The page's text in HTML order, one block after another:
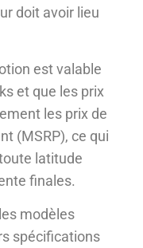
doit avoir lieu
est valable
et que les prix
les prix de
(MSRP), ce qui
latitude
finales.
modèles
spécifications